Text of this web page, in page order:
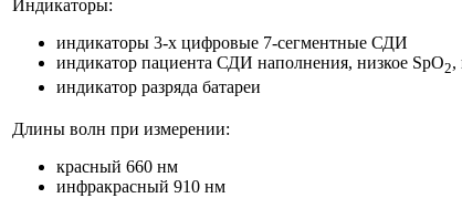
Индикаторы:
индикаторы 3-х цифровые 7-сегментные СДИ
индикатор пациента СДИ наполнения, низкое SpO2,
индикатор разряда батареи
Длины волн при измерении:
красный 660 нм
инфракрасный 910 нм